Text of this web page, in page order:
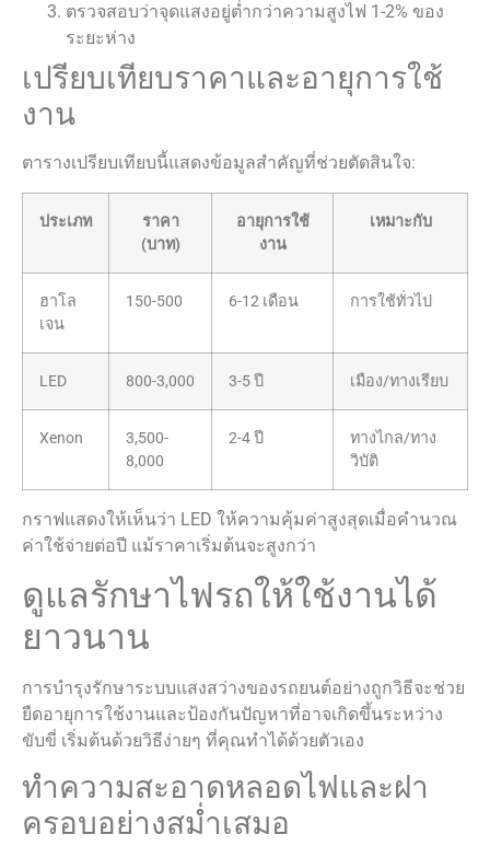
ตรวจสอบว่าจุดแสงอยู่ต่ำกว่าความสูงไฟ 1-2% ของ
ระยะห่าง
เปรียบเทียบราคาและอายุการใช้
งาน
ตารางเปรียบเทียบนี้แสดงข้อมูลสำคัญที่ช่วยตัดสินใจ:
ประเภท
ราคา
(บาท)
อายุการใช้
งาน
เหมาะกับ
ฮาโล
เจน
150-500 6-12 เดือน การใช้ทั่วไป
LED 800-3,000 3-5 ปี เมือง/ทางเรียบ
Xenon
3,500-
8,000
2-4 ปี
ทางไกล/ทาง
วิบัติ
กราฟแสดงให้เห็นว่า LED ให้ความคุ้มค่าสูงสุดเมื่อคำนวณ
ค่าใช้จ่ายต่อปี แม้ราคาเริ่มต้นจะสูงกว่า
ดูแลรักษาไฟรถให้ใช้งานได้
ยาวนาน
การบำรุงรักษาระบบแสงสว่างของรถยนต์อย่างถูกวิธีจะช่วย
ยืดอายุการใช้งานและป้องกันปัญหาที่อาจเกิดขึ้นระหว่าง
ขับขี่ เริ่มต้นด้วยวิธีง่ายๆ ที่คุณทำได้ด้วยตัวเอง
ทำความสะอาดหลอดไฟและฝา
ครอบอย่างสม่ำเสมอ